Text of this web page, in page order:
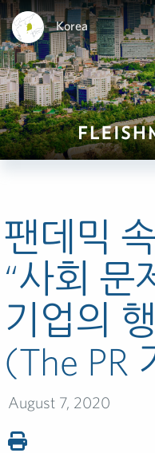
Korea
팬데믹
“사회 문
기업의
(The PR
August 7, 2020